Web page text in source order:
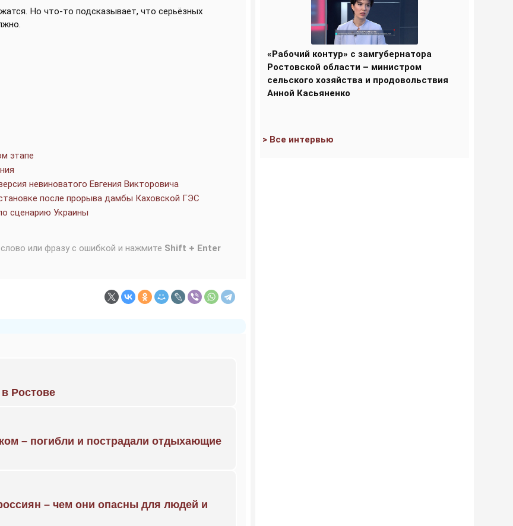
Но что-то подсказывает, что серьёзных
этапе
невиноватого Евгения Викторовича
после прорыва дамбы Каховской ГЭС
сценарию Украины
или фразу с ошибкой и нажмите Shift + Enter
Ростове
– погибли и пострадали отдыхающие
– чем они опасны для людей и
«Рабочий контур» с замгубернатора
Ростовской области – министром
сельского хозяйства и продовольствия
Анной Касьяненко
> Все интервью